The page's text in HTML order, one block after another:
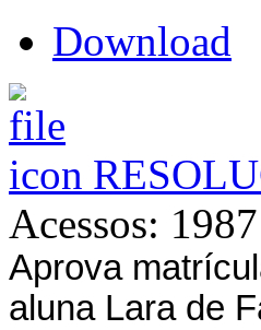
Download
Acessos: 1987
Aprova
aluna Lara de